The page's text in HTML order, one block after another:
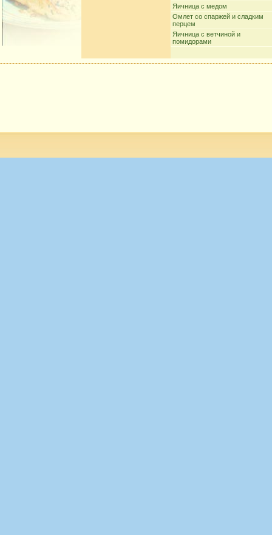
Яичница с медом
Омлет со спаржей и сладким
перцем
Яичница с ветчиной и
помидорами